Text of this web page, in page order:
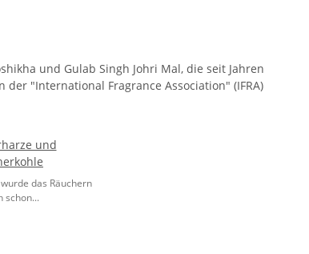
und Gulab Singh Johri Mal, die seit Jahren
"International Fragrance Association" (IFRA)
und
das Räuchern
schon...